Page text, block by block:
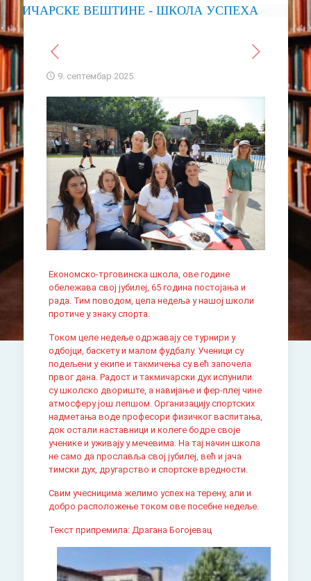
ВЕШТИНЕ - ШКОЛА УСПЕХА
9. септембар 2025.
Економско-трговинска школа, ове године
обележава свој јубилеј, 65 година постојања и
рада. Тим поводом, цела недеља у нашој школи
протиче у знаку спорта.
Током целе недеље одржавају се турнири у
одбојци, баскету и малом фудбалу. Ученици су
подељени у екипе и такмичења су већ започела
првог дана. Радост и такмичарски дух испунили
су школско двориште, а навијање и фер-плеј чине
атмосферу још лепшом. Организацију спортских
надметања воде професори физичког васпитања,
док остали наставници и колеге бодре своје
ученике и уживају у мечевима. На тај начин школа
не само да прославља свој јубилеј, већ и јача
тимски дух, другарство и спортске вредности.
Свим учесницима желимо успех на терену, али и
добро расположење током ове посебне недеље.
Текст припремила: Драгана Богојевац